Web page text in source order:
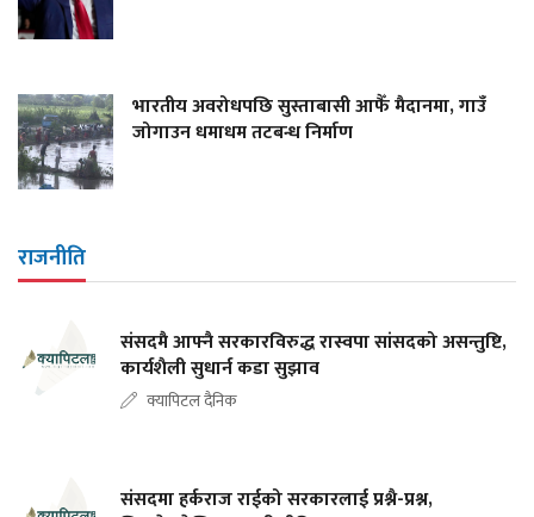
भारतीय अवरोधपछि सुस्ताबासी आफैँ मैदानमा, गाउँ
जोगाउन धमाधम तटबन्ध निर्माण
राजनीति
संसदमै आफ्नै सरकारविरुद्ध रास्वपा सांसदको असन्तुष्टि,
कार्यशैली सुधार्न कडा सुझाव
क्यापिटल दैनिक
संसदमा हर्कराज राईको सरकारलाई प्रश्नै-प्रश्न,